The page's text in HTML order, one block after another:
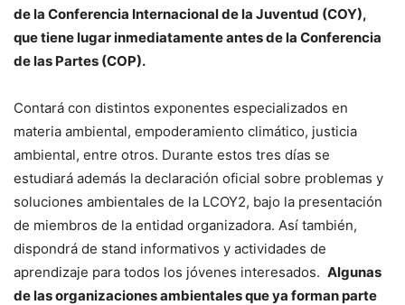
de la Conferencia Internacional de la Juventud (COY),
que tiene lugar inmediatamente antes de la Conferencia
de las Partes (COP).
Contará con distintos exponentes especializados en
materia ambiental, empoderamiento climático, justicia
ambiental, entre otros. Durante estos tres días se
estudiará además la declaración oficial sobre problemas y
soluciones ambientales de la LCOY2, bajo la presentación
de miembros de la entidad organizadora. Así también,
dispondrá de stand informativos y actividades de
aprendizaje para todos los jóvenes interesados. Algunas
de las organizaciones ambientales que ya forman parte